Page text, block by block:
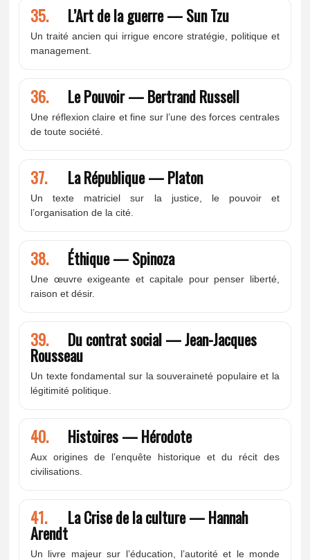
35. L’Art de la guerre — Sun Tzu
Un traité ancien qui irrigue encore stratégie, politique et
management.
36. Le Pouvoir — Bertrand Russell
Une réflexion claire et fine sur l’une des forces centrales
de toute société.
37. La République — Platon
Un texte matriciel sur la justice, le pouvoir et
l’organisation de la cité.
38. Éthique — Spinoza
Une œuvre exigeante et capitale pour penser liberté,
raison et désir.
39. Du contrat social — Jean-Jacques
Rousseau
Un texte fondamental sur la souveraineté populaire et la
légitimité politique.
40. Histoires — Hérodote
Aux origines de l’enquête historique et du récit des
civilisations.
41. La Crise de la culture — Hannah
Arendt
Un livre majeur sur l’éducation, l’autorité et le monde